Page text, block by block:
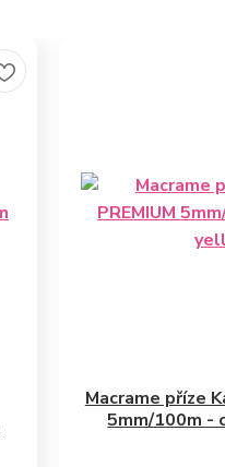
Macrame příze
5mm/100m -